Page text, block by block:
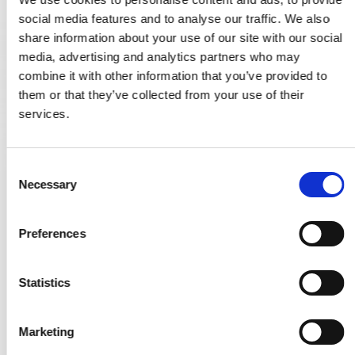
social media features and to analyse our traffic. We also
share information about your use of our site with our social
media, advertising and analytics partners who may
combine it with other information that you’ve provided to
them or that they’ve collected from your use of their
services.
Necessary
Preferences
Statistics
Marketing
06.2033.01.380
88,00 €